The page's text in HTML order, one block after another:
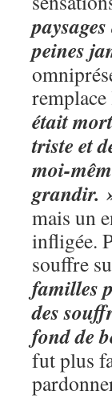
peines
était
triste et
moi-
grandir.
mais un
infligée.
souffre
familles
des
fond de
fut plus